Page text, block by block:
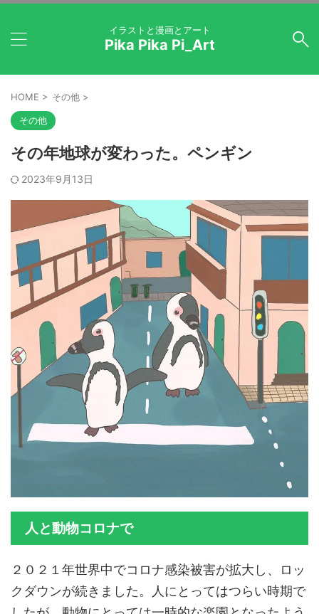
イラストと漫画とアート
Pika Pika Pi_Art
HOME > その他 >
その他
その年地球が変わった。ペンギン
2023年9月13日
人と動物コロナで
２０２１年世界中でコロナ感染被害が拡大し、ロッ
クダウンが続きました。人にとってはつらい時期で